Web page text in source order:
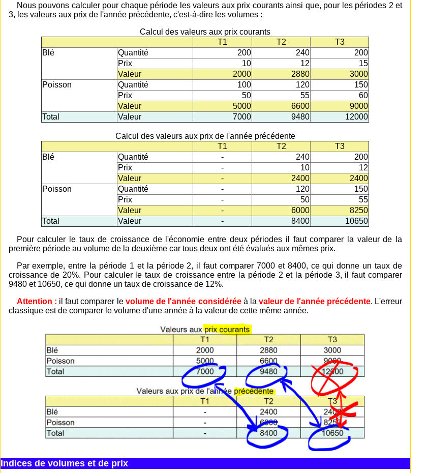
Nous pouvons calculer pour chaque période les valeurs aux prix courants ainsi que, pour les périodes 2 et
3, les valeurs aux prix de l'année précédente, c'est-à-dire les volumes :
Calcul des valeurs aux prix courants
T1
T2
T3
Blé
Quantité 200 240
200
Prix
10 12
15
Valeur
2000 2880
3000
Poisson
Quantité 100 120
150
Prix
50 55
60
Valeur
5000 6600
9000
Total
Valeur 7000 9480 12000
Calcul des valeurs aux prix de l'année précédente
T1
T2
T3
Blé
Quantité - 240
200
Prix
- 10
12
Valeur
- 2400
2400
Poisson
Quantité - 120
150
Prix
- 50
55
Valeur
- 6000
8250
Total
Valeur - 8400 10650
Pour calculer le taux de croissance de l'économie entre deux périodes il faut comparer la valeur de la
première période au volume de la deuxième car tous deux ont été évalués aux mêmes prix.
Par exemple, entre la période 1 et la période 2, il faut comparer 7000 et 8400, ce qui donne un taux de
croissance de 20%. Pour calculer le taux de croissance entre la période 2 et la période 3, il faut comparer
9480 et 10650, ce qui donne un taux de croissance de 12%.
Attention : il faut comparer le volume de l'année considéréeà lavaleur de l'année précédente. L'erreur
classique est de comparer le volume d'une année à la valeur de cette même année.
Indices de volumes et de prix